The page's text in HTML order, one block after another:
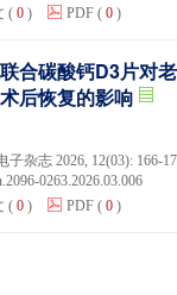
( 0 ) PDF ( 0 )
合碳酸钙D3片对
后恢复的影响
杂志 2026, 12(03): 166-
0263.2026.03.006
( 0 ) PDF ( 0 )